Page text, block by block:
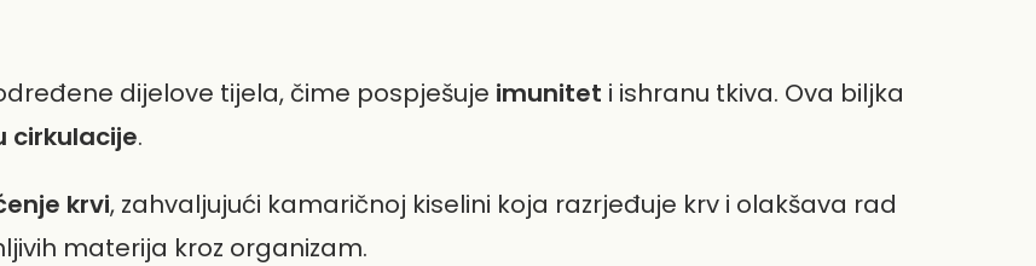
dijelove tijela, čime pospješuje imunitet i ishranu tkiva. Ova biljka
cirkulacije.
krvi, zahvaljujući kamaričnoj kiselini koja razrjeđuje krv i olakšava rad
materija kroz organizam.